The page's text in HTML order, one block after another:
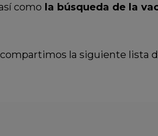
como la búsqueda de la
la siguiente lista